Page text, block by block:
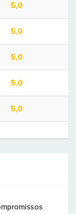
5,0
5,0
5,0
5,0
5,0